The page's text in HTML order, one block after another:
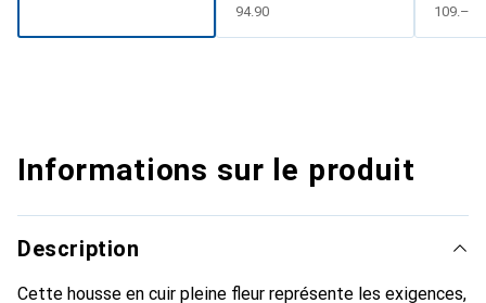
CHF
94.90 CHF
109.–
Informations sur le produit
Description
Cette housse en cuir pleine fleur représente les exigences,